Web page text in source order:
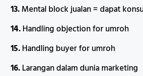
13.Mental block jualan = dapat
14.Handling objection for umroh
15.Handling buyer for umroh
16.Larangan dalam dunia marketing